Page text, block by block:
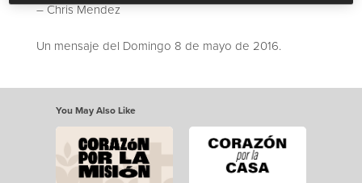
– Chris Mendez
Un mensaje del Domingo 8 de mayo de 2016.
You May Also Like